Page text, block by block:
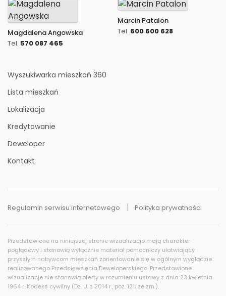
Historia cen
Magdalena Angowska
Tel. 570 087 465
Marcin Patalon
Tel. 600 600 628
Wyszukiwarka mieszkań 360
Lista mieszkań
Lokalizacja
Kredytowanie
Deweloper
Kontakt
Regulamin serwisu internetowego Polityka prywatności
Przedstawione na niniejszej stronie wizualizacje mają charakter
poglądowy i stanowią wyłącznie materiał pomocniczy ułatwiający
przyszłym nabywcom mieszkań zorientowanie się w ogólnym wyglądzie
realizowanego Przedsięwzięcia Deweloperskiego. Przedstawione
wizualizacje nie stanowią oferty w rozumieniu ustawy z dnia 23 kwietnia
1964 r. Kodeks cywilny (Dz. U. z 2014 r., poz. 121; ze zm.).